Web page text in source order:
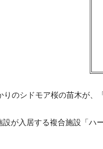
りのシドモア桜の苗木が
が入居する複合施設「ハ